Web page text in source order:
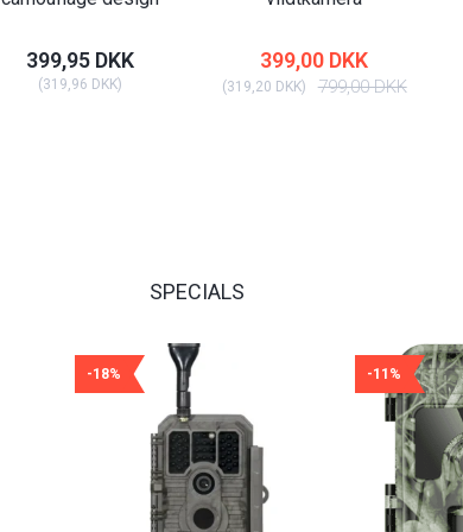
399,95 DKK
(319,96 DKK)
399,00 DKK
(319,20 DKK) 799,00 DKK
SPECIALS
-18% -11%